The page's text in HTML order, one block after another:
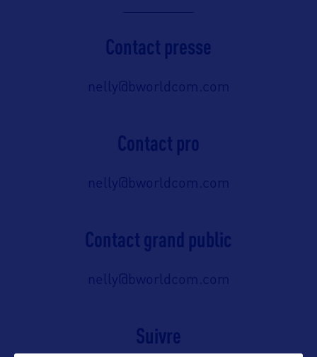
Contact presse
nelly@bworldcom.com
Contact pro
nelly@bworldcom.com
Contact grand public
nelly@bworldcom.com
Suivre